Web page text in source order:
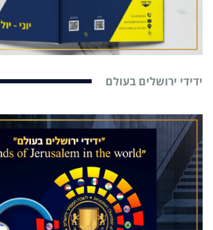
ידידי ירושלים בעולם